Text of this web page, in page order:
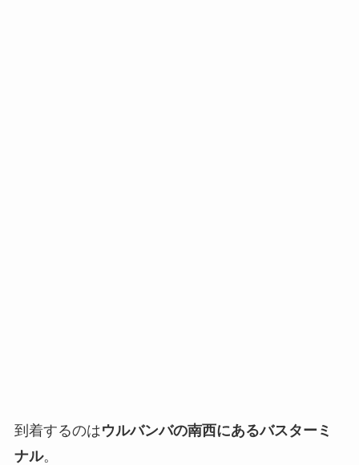
到着するのはウルバンバの南西にあるバスターミ
ナル。